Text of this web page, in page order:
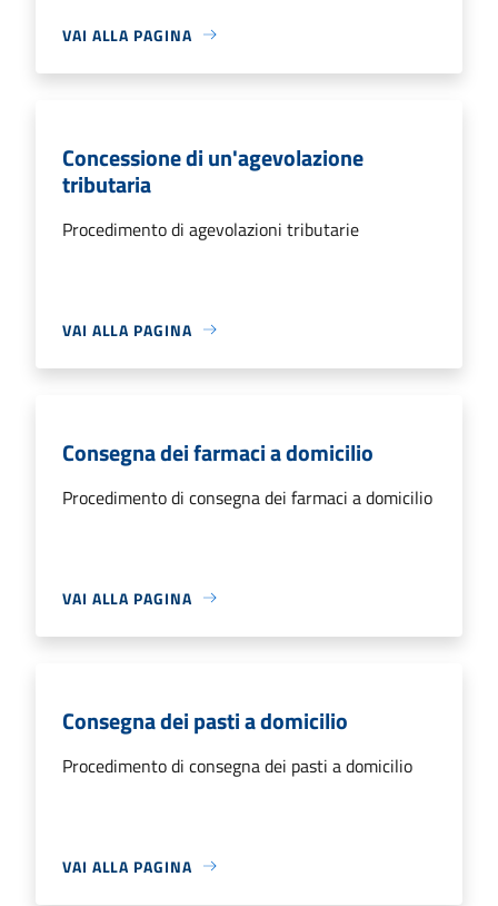
VAI ALLA PAGINA
Concessione di un'agevolazione
tributaria
Procedimento di agevolazioni tributarie
VAI ALLA PAGINA
Consegna dei farmaci a domicilio
Procedimento di consegna dei farmaci a domicilio
VAI ALLA PAGINA
Consegna dei pasti a domicilio
Procedimento di consegna dei pasti a domicilio
VAI ALLA PAGINA